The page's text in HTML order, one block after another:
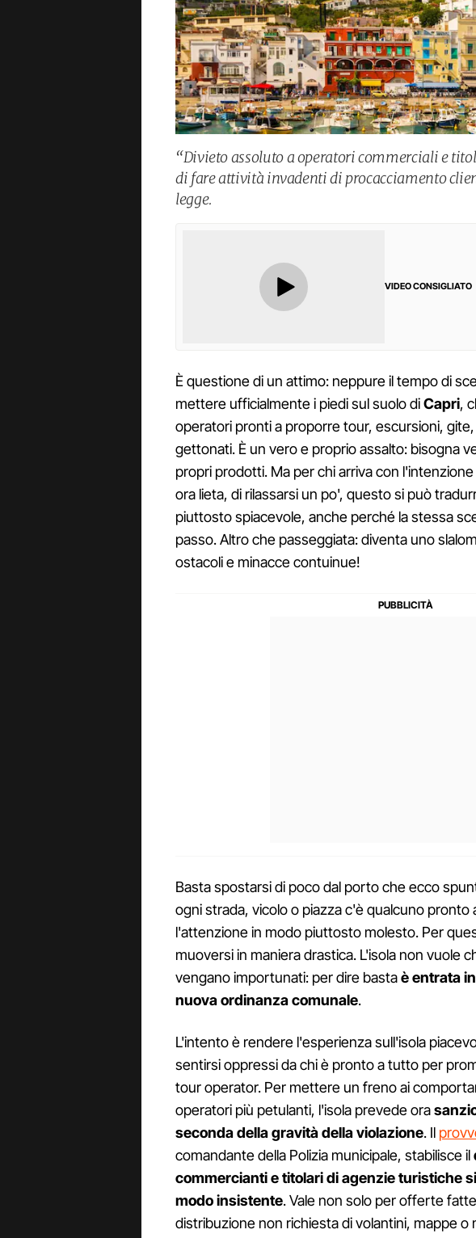
“Divieto assoluto a operatori commerciali e
di fare attività invadenti di procacciamento
legge.
VIDEO CONSIGLIATO
È questione di un attimo: neppure il tempo di
mettere ufficialmente i piedi sul suolo diCapri,
operatori pronti a proporre tour, escursioni,
gettonati. È un vero e proprio assalto: bisogna
propri prodotti. Ma per chi arriva con
ora lieta, di rilassarsi un po', questo si può
piuttosto spiacevole, anche perché la stessa
passo. Altro che passeggiata: diventa uno
ostacoli e minacce contuinue!
Basta spostarsi di poco dal porto che ecco
ogni strada, vicolo o piazza c'è qualcuno pronto
l'attenzione in modo piuttosto molesto. Per
muoversi in maniera drastica. L'isola non vuole
vengano importunati: per dire bastaè entrata
nuovaordinanza comunale.
L'intento è rendere l'esperienza sull'isola
sentirsi oppressi da chi è pronto a tutto per
tour operator. Per mettere un freno ai
operatori più petulanti, l'isola prevede ora
seconda della gravità della violazione. Il
comandante della Polizia municipale, stabilisce il
commercianti e titolari di agenzie turistiche
modo insistente. Vale non solo per offerte
distribuzione non richiesta di volantini, mappe o